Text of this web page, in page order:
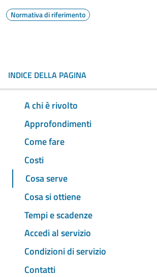
Normativa di riferimento
INDICE DELLA PAGINA
A chi è rivolto
Approfondimenti
Come fare
Costi
Cosa serve
Cosa si ottiene
Tempi e scadenze
Accedi al servizio
Condizioni di servizio
Contatti